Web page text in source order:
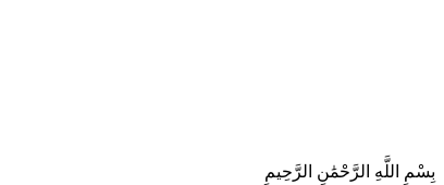
بِسْمِ اللَّهِ الرَّحْمَٰنِ الرَّحِيمِ